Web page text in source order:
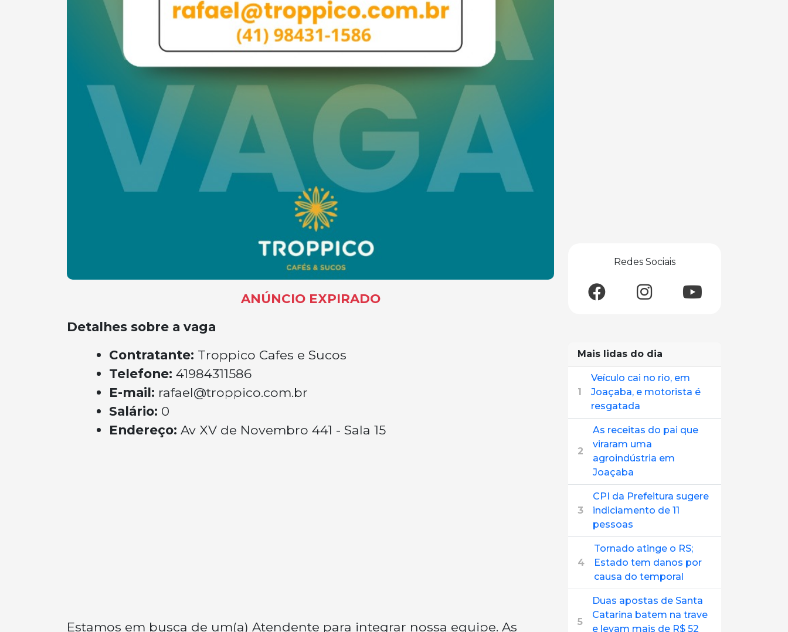
ANÚNCIO EXPIRADO
Detalhes sobre a vaga
Contratante: Troppico Cafes e Sucos
Telefone: 41984311586
E-mail: rafael@troppico.com.br
Salário: 0
Endereço: Av XV de Novembro 441 - Sala 15
Estamos em busca de um(a) Atendente para integrar nossa equipe. As
Redes Sociais
Mais lidas do dia
1
Veículo cai no rio, em
Joaçaba, e motorista é
resgatada
2
As receitas do pai que
viraram uma
agroindústria em
Joaçaba
3
CPI da Prefeitura sugere
indiciamento de 11
pessoas
4
Tornado atinge o RS;
Estado tem danos por
causa do temporal
5
Duas apostas de Santa
Catarina batem na trave
e levam mais de R$ 52